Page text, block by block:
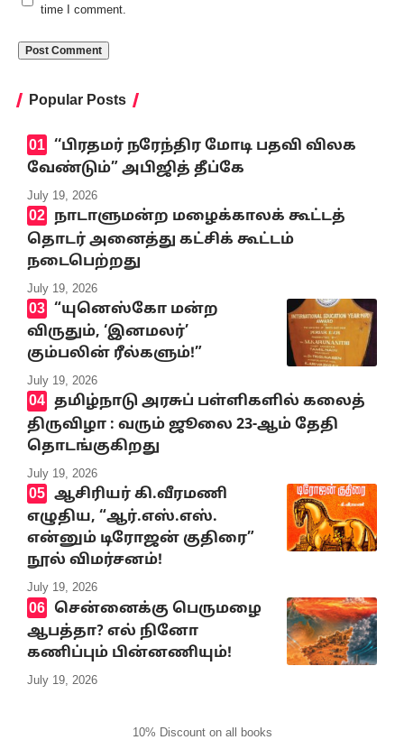
time I comment.
Popular Posts
‘‘பிரதமர் நரேந்திர மோடி பதவி விலக
வேண்டும்” அபிஜித் தீப்கே
July 19, 2026
நாடாளுமன்ற மழைக்காலக் கூட்டத்
தொடர் அனைத்து கட்சிக் கூட்டம்
நடைபெற்றது
July 19, 2026
“யுனெஸ்கோ மன்ற
விருதும், ‘இனமலர்’
கும்பலின் ரீல்களும்!”
July 19, 2026
தமிழ்நாடு அரசுப் பள்ளிகளில் கலைத்
திருவிழா : வரும் ஜூலை 23-ஆம் தேதி
தொடங்குகிறது
July 19, 2026
ஆசிரியர் கி.வீரமணி
எழுதிய, “ஆர்.எஸ்.எஸ்.
என்னும் டிரோஜன் குதிரை”
நூல் விமர்சனம்!
July 19, 2026
சென்னைக்கு பெருமழை
ஆபத்தா? எல் நினோ
கணிப்பும் பின்னணியும்!
July 19, 2026
10% Discount on all books